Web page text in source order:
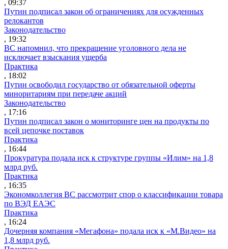
, 09:37
Путин подписал закон об ограничениях для осужденных
релокантов
Законодательство
, 19:32
ВС напомнил, что прекращение уголовного дела не
исключает взыскания ущерба
Практика
, 18:02
Путин освободил государство от обязательной оферты
миноритариям при передаче акций
Законодательство
, 17:16
Путин подписал закон о мониторинге цен на продукты по
всей цепочке поставок
Практика
, 16:44
Прокуратура подала иск к структуре группы «Илим» на 1,8
млрд руб.
Практика
, 16:35
Экономколлегия ВС рассмотрит спор о классификации товара
по ВЭД ЕАЭС
Практика
, 16:24
Дочерняя компания «Мегафона» подала иск к «М.Видео» на
1,8 млрд руб.